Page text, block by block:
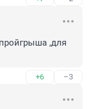
,для
+6 –3